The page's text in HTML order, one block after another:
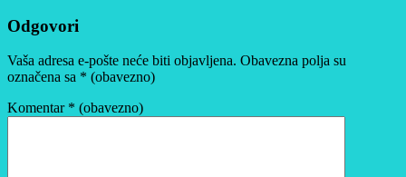
Odgovori
Vaša adresa e-pošte neće biti objavljena. Obavezna polja su
označena sa * (obavezno)
Komentar * (obavezno)